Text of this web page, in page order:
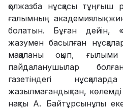
қолжазба нұсқасы
ғалымның академиялық
болатын. Бұған дейін,
жазумен басылған
мақаланы оқып, ғылыми
пайдаланушылар
газетіндегі
жазылмағандықтан,
нақты А. Байтұрсынұлы